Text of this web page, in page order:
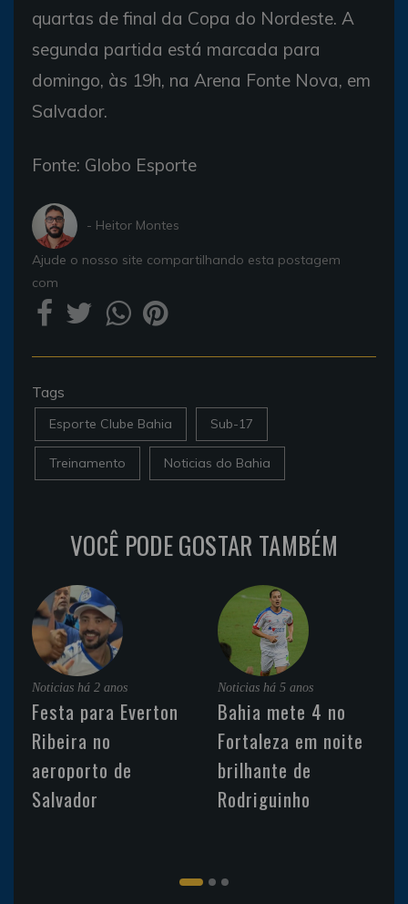
quartas de final da Copa do Nordeste. A
segunda partida está marcada para
domingo, às 19h, na Arena Fonte Nova, em
Salvador.
Fonte: Globo Esporte
- Heitor Montes
Ajude o nosso site compartilhando esta postagem
com
Tags
Esporte Clube Bahia Sub-17
Treinamento Noticias do Bahia
VOCÊ PODE GOSTAR TAMBÉM
Noticias há 2 anos
Festa para Everton
Ribeira no
aeroporto de
Salvador
Noticias há 5 anos
Bahia mete 4 no
Fortaleza em noite
brilhante de
Rodriguinho